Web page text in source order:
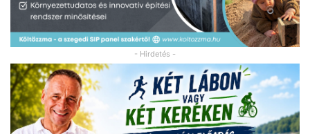
- Hirdetés -